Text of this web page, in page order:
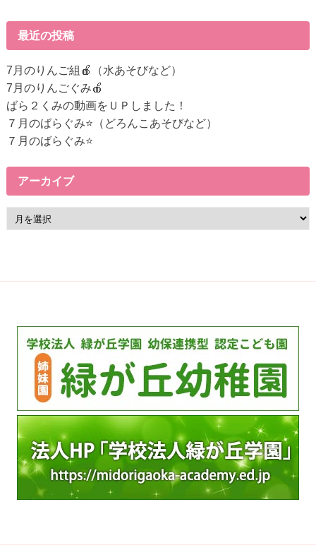
へ
の
リ
ン
ク
最近の投稿
7月のりんご組🍎（水あそびなど）
7月のりんごぐみ🍎
ばら２くみの動画をＵＰしました！
７月のばらぐみ⭐（どろんこあそびなど）
７月のばらぐみ⭐
アーカイブ
ー
ブ